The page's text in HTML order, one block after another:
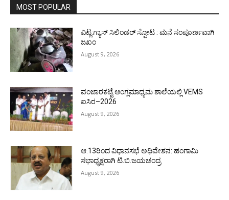
MOST POPULAR
ವಿಟ್ಲ:ಗ್ಯಾಸ್ ಸಿಲಿಂಡರ್ ಸ್ಪೋಟ : ಮನೆ ಸಂಪೂರ್ಣವಾಗಿ
ಜಖಂ
August 9, 2026
ವಂಜಾರಕಟ್ಟೆ ಆಂಗ್ಲಮಾಧ್ಯಮ ಶಾಲೆಯಲ್ಲಿ VEMS
ಐಸಿರ–2026
August 9, 2026
ಆ.13ರಿಂದ ವಿಧಾನಸಭೆ ಅಧಿವೇಶನ: ಹಂಗಾಮಿ
ಸಭಾಧ್ಯಕ್ಷರಾಗಿ ಟಿ.ಬಿ.ಜಯಚಂದ್ರ
August 9, 2026